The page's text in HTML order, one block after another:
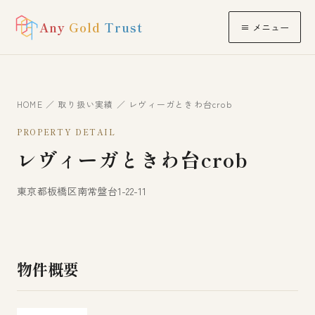
Any Gold Trust ≡ メニュー
HOME ／ 取り扱い実績 ／ レヴィーガときわ台crob
PROPERTY DETAIL
レヴィーガときわ台crob
東京都板橋区南常盤台1-22-11
物件概要